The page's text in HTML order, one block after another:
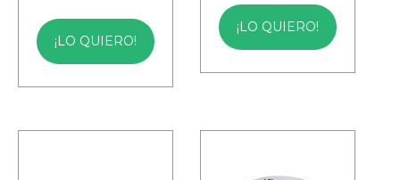
¡LO QUIERO!
¡LO QUIERO!